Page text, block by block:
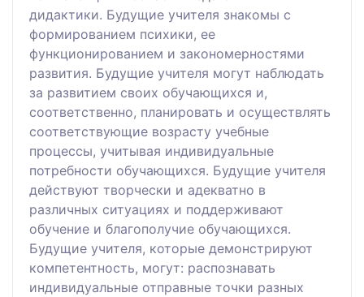
дидактики. Будущие учителя знакомы с
формированием психики, ее
функционированием и закономерностями
развития. Будущие учителя могут наблюдать
за развитием своих обучающихся и,
соответственно, планировать и осуществлять
соответствующие возрасту учебные
процессы, учитывая индивидуальные
потребности обучающихся. Будущие учителя
действуют творчески и адекватно в
различных ситуациях и поддерживают
обучение и благополучие обучающихся.
Будущие учителя, которые демонстрируют
компетентность, могут: распознавать
индивидуальные отправные точки разных